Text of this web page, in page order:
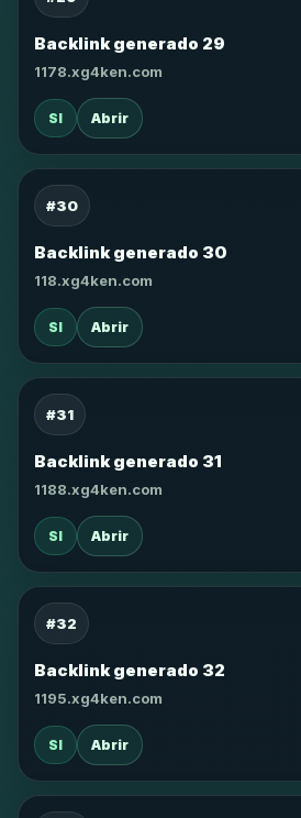
Backlink generado 29
1178.xg4ken.com
SI Abrir
#30
Backlink generado 30
118.xg4ken.com
SI Abrir
#31
Backlink generado 31
1188.xg4ken.com
SI Abrir
#32
Backlink generado 32
1195.xg4ken.com
SI Abrir